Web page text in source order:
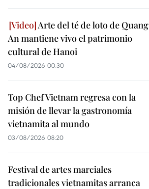
Arte del té de loto de Quang
An mantiene vivo el patrimonio
cultural de Hanoi
04/08/2026 00:30
Top Chef Vietnam regresa con la
misión de llevar la gastronomía
vietnamita al mundo
03/08/2026 08:20
Festival de artes marciales
tradicionales vietnamitas arranca